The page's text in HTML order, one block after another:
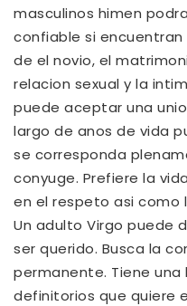
masculinos himen
confiable si encuentran
de el novio, el
relacion sexual y la
puede aceptar una
largo de anos de vida
se corresponda
conyuge. Prefiere la
en el respeto asi­ como
Un adulto Virgo puede
ser querido. Busca la
permanente. Tiene
definitorios que quiere